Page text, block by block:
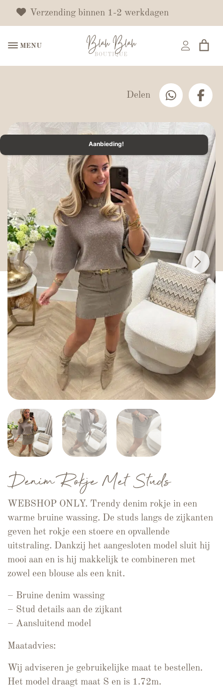
Verzending binnen 1-2 werkdagen
MENU
Delen
Aanbieding!
Denim Rokje Met Studs
WEBSHOP ONLY. Trendy denim rokje in een
warme bruine wassing. De studs langs de zijkanten
geven het rokje een stoere en opvallende
uitstraling. Dankzij het aangesloten model sluit hij
mooi aan en is hij makkelijk te combineren met
zowel een blouse als een knit.
– Bruine denim wassing
– Stud details aan de zijkant
– Aansluitend model
Maatadvies:
Wij adviseren je gebruikelijke maat te bestellen.
Het model draagt maat S en is 1.72m.